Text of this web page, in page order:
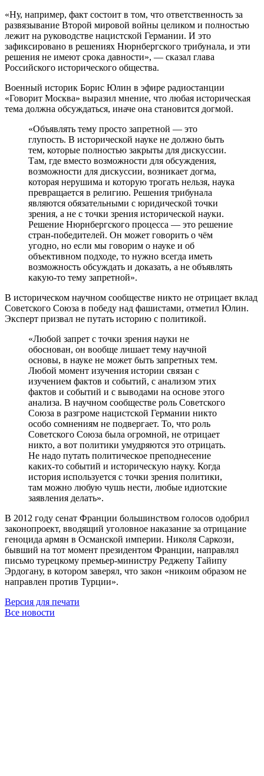
«Ну, например, факт состоит в том, что ответственность за
развязывание Второй мировой войны целиком и полностью
лежит на руководстве нацистской Германии. И это
зафиксировано в решениях Нюрнбергского трибунала, и эти
решения не имеют срока давности», — сказал глава
Российского исторического общества.
Военный историк Борис Юлин в эфире радиостанции
«Говорит Москва» выразил мнение, что любая историческая
тема должна обсуждаться, иначе она становится догмой.
«Объявлять тему просто запретной — это
глупость. В исторической науке не должно быть
тем, которые полностью закрыты для дискуссии.
Там, где вместо возможности для обсуждения,
возможности для дискуссии, возникает догма,
которая нерушима и которую трогать нельзя, наука
превращается в религию. Решения трибунала
являются обязательными с юридической точки
зрения, а не с точки зрения исторической науки.
Решение Нюрнбергского процесса — это решение
стран-победителей. Он может говорить о чём
угодно, но если мы говорим о науке и об
объективном подходе, то нужно всегда иметь
возможность обсуждать и доказать, а не объявлять
какую-то тему запретной».
В историческом научном сообществе никто не отрицает вклад
Советского Союза в победу над фашистами, отметил Юлин.
Эксперт призвал не путать историю с политикой.
«Любой запрет с точки зрения науки не
обоснован, он вообще лишает тему научной
основы, в науке не может быть запретных тем.
Любой момент изучения истории связан с
изучением фактов и событий, с анализом этих
фактов и событий и с выводами на основе этого
анализа. В научном сообществе роль Советского
Союза в разгроме нацистской Германии никто
особо сомнениям не подвергает. То, что роль
Советского Союза была огромной, не отрицает
никто, а вот политики умудряются это отрицать.
Не надо путать политическое преподнесение
каких-то событий и историческую науку. Когда
история используется с точки зрения политики,
там можно любую чушь нести, любые идиотские
заявления делать».
В 2012 году сенат Франции большинством голосов одобрил
законопроект, вводящий уголовное наказание за отрицание
геноцида армян в Османской империи. Николя Саркози,
бывший на тот момент президентом Франции, направлял
письмо турецкому премьер-министру Реджепу Тайипу
Эрдогану, в котором заверял, что закон «никоим образом не
направлен против Турции».
Версия для печати
Все новости